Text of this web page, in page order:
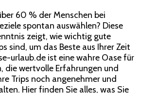
60 % der Menschen bei
spontan auswählen? Diese
zeigt, wie wichtig gute
sind, um das Beste aus Ihrer Zeit
urlaub.de ist eine wahre Oase für
die wertvolle Erfahrungen und
Trips noch angenehmer und
Hier finden Sie alles, was Sie